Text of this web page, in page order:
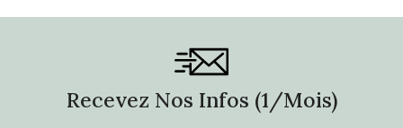
Recevez Nos Infos (1/mois)